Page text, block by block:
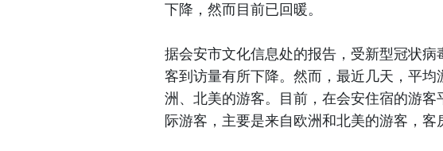
下降，然而目前已回暖。
据会安市文化信息处的报告，受新型冠状
客到访量有所下降。然而，最近几天，平
洲、北美的游客。目前，在会安住宿的游
际游客，主要是来自欧洲和北美的游客，客